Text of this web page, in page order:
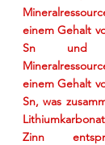
einem Gehalt
Sn und
einem Gehalt
Sn, was
Zinn